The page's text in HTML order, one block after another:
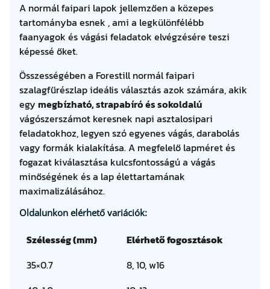
A normál faipari lapok jellemzően a közepes
tartományba esnek , ami a legkülönfélébb
faanyagok és vágási feladatok elvégzésére teszi
képessé őket.
Összességében a Forestill normál faipari
szalagfűrészlap ideális választás azok számára, akik
egy megbízható, strapabíró és sokoldalú
vágószerszámot keresnek napi asztalosipari
feladatokhoz, legyen szó egyenes vágás, darabolás
vagy formák kialakítása. A megfelelő lapméret és
fogazat kiválasztása kulcsfontosságú a vágás
minőségének és a lap élettartamának
maximalizálásához.
Oldalunkon elérhető variációk:
Szélesség (mm)
Elérhető fogosztások
35×0.7
8, 10, w16